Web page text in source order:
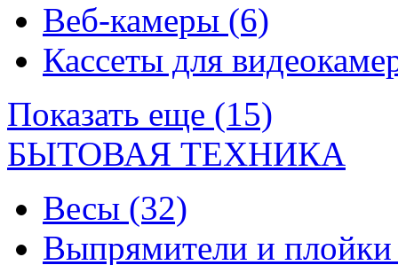
Веб-камеры (6)
Кассеты для
Показать еще (15)
БЫТОВАЯ ТЕХНИКА
Весы (32)
Выпрямители и